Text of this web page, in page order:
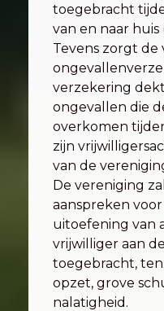
toegebracht
van en naar
Tevens zorgt de
verzekering
ongevallen die
overkomen
zijn
van de
De vereniging
aanspreken
uitoefening van
vrijwilliger aan
toegebracht,
opzet, grove
nalatigheid.